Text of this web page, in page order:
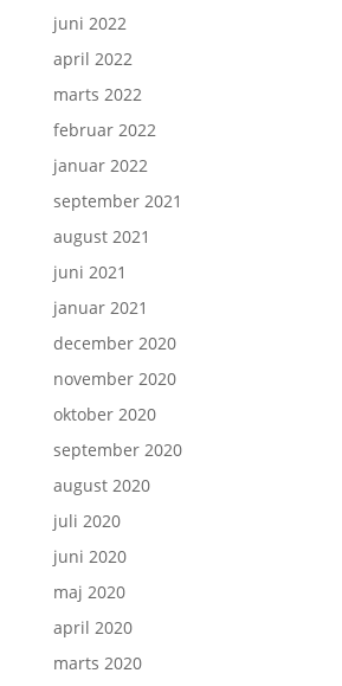
juni 2022
april 2022
marts 2022
februar 2022
januar 2022
september 2021
august 2021
juni 2021
januar 2021
december 2020
november 2020
oktober 2020
september 2020
august 2020
juli 2020
juni 2020
maj 2020
april 2020
marts 2020